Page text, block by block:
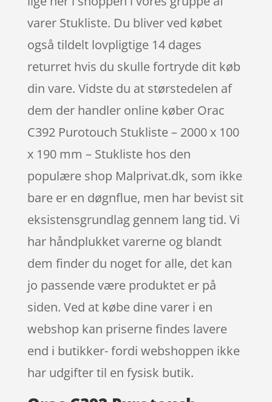
varer Stukliste. Du bliver ved købet
også tildelt lovpligtige 14 dages
returret hvis du skulle fortryde dit køb
din vare. Vidste du at størstedelen af
dem der handler online køber Orac
C392 Purotouch Stukliste – 2000 x 100
x 190 mm – Stukliste hos den
populære shop Malprivat.dk, som ikke
bare er en døgnflue, men har bevist sit
eksistensgrundlag gennem lang tid. Vi
har håndplukket varerne og blandt
dem finder du noget for alle, det kan
jo passende være produktet er på
siden. Ved at købe dine varer i en
webshop kan priserne findes lavere
end i butikker- fordi webshoppen ikke
har udgifter til en fysisk butik.